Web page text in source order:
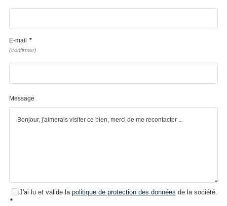
E-mail *
(confirmer)
Message
J'ai lu et valide la politique de protection des données de la société.
*